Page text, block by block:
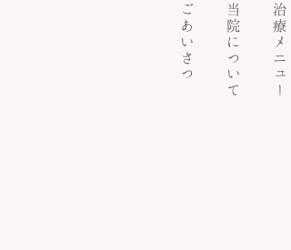
ごあいさつ 当院について 治療メニュー